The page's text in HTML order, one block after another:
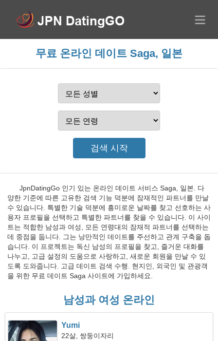
무료 온라인 데이트 Saga, 일본
JpnDatingGo 인기 있는 온라인 데이트 서비스 Saga, 일본. 다
양한 기준에 따른 고유한 검색 기능 덕분에 잠재적인 파트너를 만날
수 있습니다. 특별한 기술 덕분에 흥미로운 날짜를 찾고 선호하는 사
용자 프로필을 선택하고 특별한 파트너를 찾을 수 있습니다. 이 사이
트는 적합한 남성과 여성, 모든 연령대의 잠재적 파트너를 선택하는
데 중점을 둡니다. 그는 낭만적인 데이트를 주선하고 관계 구축을 돕
습니다. 이 프로젝트는 독신 남성의 프로필을 찾고, 즐거운 대화를
나누고, 고급 설정의 도움으로 사랑하고, 새로운 회원을 만날 수 있
도록 도와줍니다. 고급 데이트 검색 수행. 현지인, 외국인 및 관광객
을 위한 무료 데이트 Saga 사이트에 가입하세요.
남성과 여성 온라인
Yumi
22살, 쌍둥이자리